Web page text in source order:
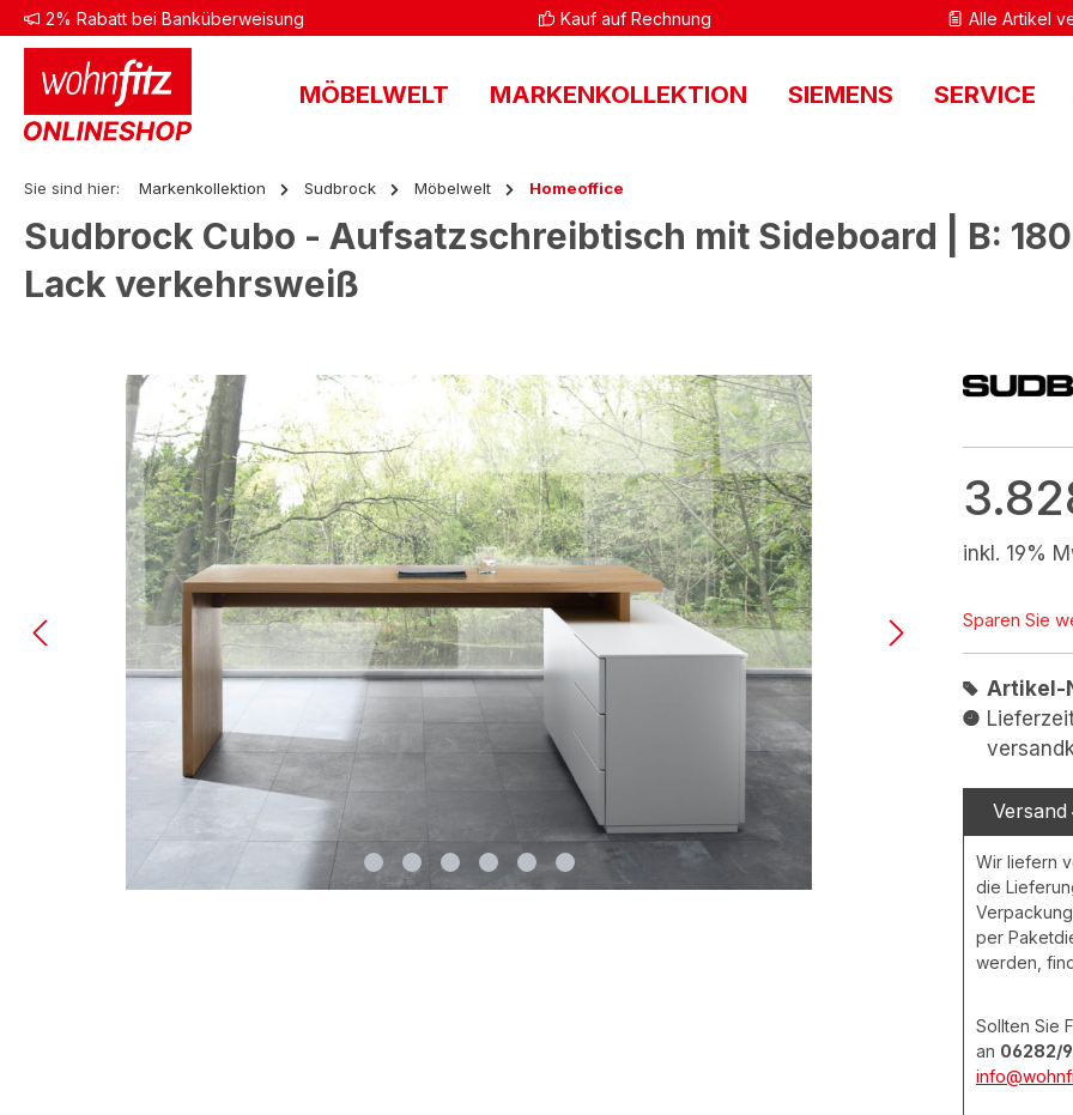
Hauptinhalt springen
Zur Suche springen
Zur Hauptnavigation springen
2% Rabatt bei Banküberweisung Kauf auf Rechnung Alle Artikel
MÖBELWELT MARKENKOLLEKTION SIEMENS SERVICE
Sie sind hier: Markenkollektion Sudbrock Möbelwelt Homeoffice
Sudbrock Cubo - Aufsatzschreibtisch mit Sideboard | B:
Lack verkehrsweiß
Bildergalerie überspringen
inkl. 19%
Sparen Sie
Artikel-
Versand
Wir liefern
die
per
werden,
Sollten Sie
an 06282/